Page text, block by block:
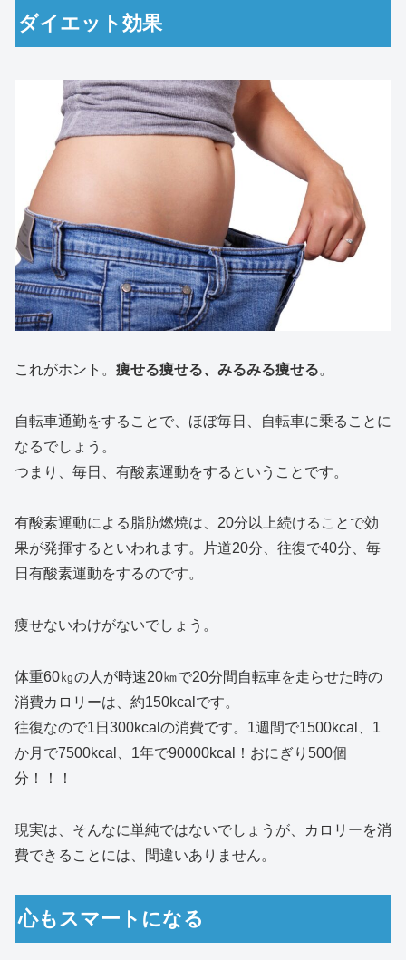
ダイエット効果
これがホント。 痩せる痩せる、みるみる痩せる。
自転車通勤をすることで、ほぼ毎日、自転車に乗ることに
なるでしょう。
つまり、毎日、有酸素運動をするということです。
有酸素運動による脂肪燃焼は、20分以上続けることで効
果が発揮するといわれます。片道20分、往復で40分、毎
日有酸素運動をするのです。
痩せないわけがないでしょう。
体重60㎏の人が時速20㎞で20分間自転車を走らせた時の
消費カロリーは、約150kcalです。
往復なので1日300kcalの消費です。1週間で1500kcal、1
か月で7500kcal、1年で90000kcal！おにぎり500個
分！！！
現実は、そんなに単純ではないでしょうが、カロリーを消
費できることには、間違いありません。
心もスマートになる